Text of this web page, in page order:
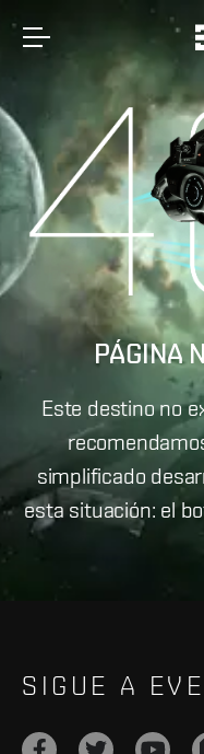
PÁGINA
Este destino no
simplificado
esta situación: el
SIGUE A